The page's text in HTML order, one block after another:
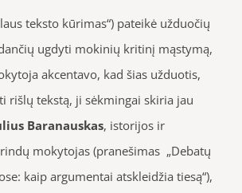
teksto kūrimas“) pateikė užduočių
ugdyti mokinių kritinį mąstymą,
akcentavo, kad šias užduotis,
rišlų tekstą, ji sėkmingai skiria jau
Baranauskas, istorijos ir
mokytojas (pranešimas „Debatų
kaip argumentai atskleidžia tiesą“),